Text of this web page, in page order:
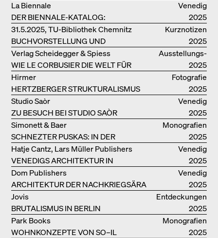
DEUTSCHEN PAVILLON IN VENEDIG
Venedig
DER BIENNALE-KATALOG:
INTELLIGENS. NATURAL. ARTIFICIAL.
COLLECTIVE
La Biennale
2025
Kurznotizen
BUCHVORSTELLUNG UND
PODIUMSDISKUSSION FREI OTTO
31.5.2025, TU-Bibliothek Chemnitz
2025
Ausstellungs­
kataloge
WIE LE CORBUSIER DIE WELT FÜR
SICH ORDNET
Verlag Scheidegger & Spiess
2025
Fotografie
HERTZBERGER STRUKTURALISMUS
Hirmer
2025
Venedig
ZU BESUCH BEI STUDIO SAÒR
Studio Saòr
2025
Monografien
SCHNEZTER PUSKAS: IN DER
DRITTEN GENERATION
Simonett & Baer
2025
Venedig
VENEDIGS ARCHITEKTUR IN
ELEMENTEN UND DIE STADT ALS
REALITÄT
Hatje Cantz, Lars Müller Publishers
2025
Venedig
ARCHITEKTUR DER NACHKRIEGSÄRA
IN VENEDIG
Dom Publishers
2025
Entdeckungen
BRUTALISMUS IN BERLIN
Jovis
2025
Monografien
WOHNKONZEPTE VON SO–IL
Park Books
2025